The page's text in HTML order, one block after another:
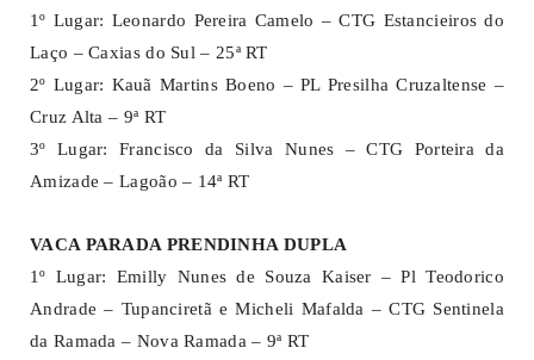
1º Lugar: Leonardo Pereira Camelo – CTG Estancieiros do
Laço – Caxias do Sul – 25ª RT
2º Lugar: Kauã Martins Boeno – PL Presilha Cruzaltense –
Cruz Alta – 9ª RT
3º Lugar: Francisco da Silva Nunes – CTG Porteira da
Amizade – Lagoão – 14ª RT
VACA PARADA PRENDINHA DUPLA
1º Lugar: Emilly Nunes de Souza Kaiser – Pl Teodorico
Andrade – Tupanciretã e Micheli Mafalda – CTG Sentinela
da Ramada – Nova Ramada – 9ª RT